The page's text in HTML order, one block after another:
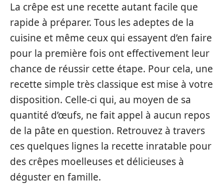
La crêpe est une recette autant facile que
rapide à préparer. Tous les adeptes de la
cuisine et même ceux qui essayent d’en faire
pour la première fois ont effectivement leur
chance de réussir cette étape. Pour cela, une
recette simple très classique est mise à votre
disposition. Celle-ci qui, au moyen de sa
quantité d’œufs, ne fait appel à aucun repos
de la pâte en question. Retrouvez à travers
ces quelques lignes la recette inratable pour
des crêpes moelleuses et délicieuses à
déguster en famille.